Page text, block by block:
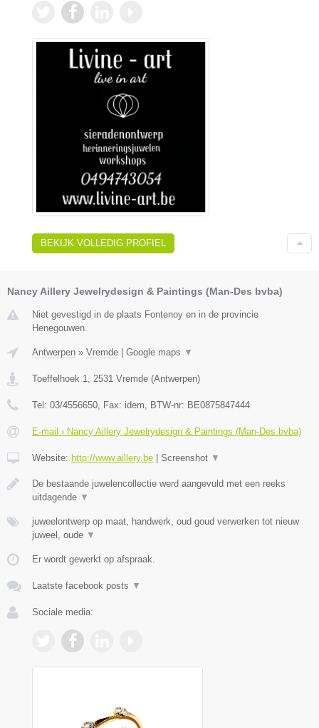
BEKIJK VOLLEDIG PROFIEL
Nancy Aillery Jewelrydesign & Paintings (Man-Des bvba)
Niet gevestigd in de plaats Fontenoy en in de provincie
Henegouwen.
Antwerpen » Vremde | Google maps ▼
Toeffelhoek 1 2531 Vremde (Antwerpen)
Tel: 03/4556650 , Fax: idem , BTW-nr: BE0875847444
E-mail › Nancy Aillery Jewelrydesign & Paintings (Man-Des bvba)
Website: http://www.aillery.be | Screenshot ▼
De bestaande juwelencollectie werd aangevuld met een reeks
uitdagende ▼
juweelontwerp op maat, handwerk, oud goud verwerken tot nieuw
juweel, oude ▼
Er wordt gewerkt op afspraak.
Laatste facebook posts ▼
Sociale media: